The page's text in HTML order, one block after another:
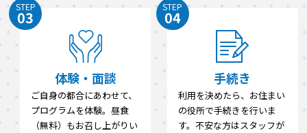
STEP
03
体験・面談
ご自身の都合にあわせて、
プログラムを体験。昼食
（無料）もお召し上がりい
STEP
04
手続き
利用を決めたら、お住まい
の役所で手続きを行いま
す。不安な方はスタッフが